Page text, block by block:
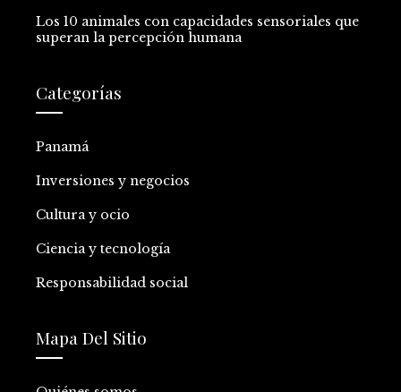
Los 10 animales con capacidades sensoriales que
superan la percepción humana
Categorías
Panamá
Inversiones y negocios
Cultura y ocio
Ciencia y tecnología
Responsabilidad social
Mapa Del Sitio